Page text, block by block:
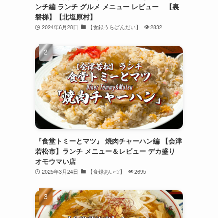
ンチ編 ランチ グルメ メニュー レビュー 【裏
磐梯】【北塩原村】
2024年6月28日 【食録うらばんだい】 2832
『食堂トミーとマツ』 焼肉チャーハン編 【会津
若松市】ランチ メニュー＆レビュー デカ盛り
オモウマい店
2025年3月24日 【食録あいづ】 2695